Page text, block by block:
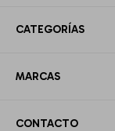
CATEGORÍAS
MARCAS
CONTACTO